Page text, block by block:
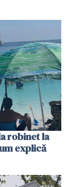
robinet la
explică